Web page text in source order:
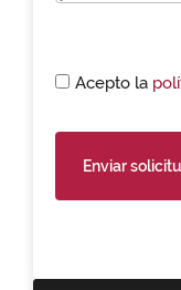
Acepto la
Enviar